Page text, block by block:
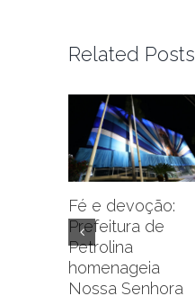
Related Posts
Fé e devoção:
Prefeitura de
Petrolina
homenageia
Nossa Senhora